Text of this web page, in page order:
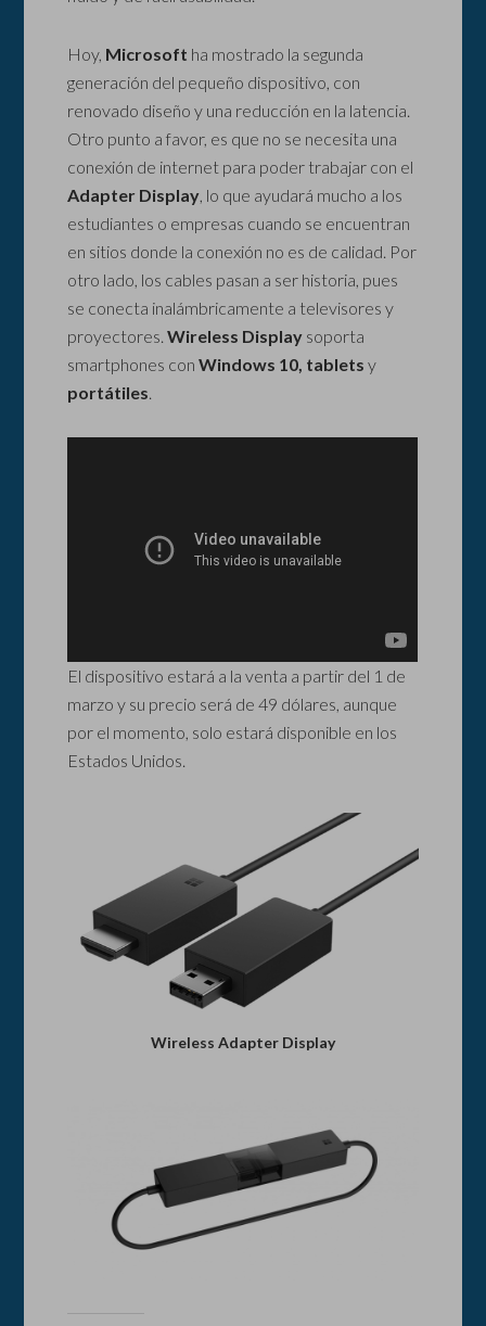
Hoy, Microsoft ha mostrado la segunda
generación del pequeño dispositivo, con
renovado diseño y una reducción en la latencia.
Otro punto a favor, es que no se necesita una
conexión de internet para poder trabajar con el
Adapter Display, lo que ayudará mucho a los
estudiantes o empresas cuando se encuentran
en sitios donde la conexión no es de calidad. Por
otro lado, los cables pasan a ser historia, pues
se conecta inalámbricamente a televisores y
proyectores.Wireless Display soporta
smartphones conWindows 10, tabletsy
portátiles.
El dispositivo estará a la venta a partir del 1 de
marzo y su precio será de 49 dólares, aunque
por el momento, solo estará disponible en los
Estados Unidos.
Wireless Adapter Display